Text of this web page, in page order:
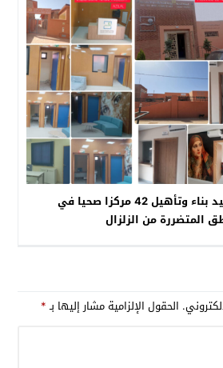
وزارة الصحة تعيد بناء وتأهيل 42 مركزا صحيا في
المتضررة من الزلزال
الحقول الإلزامية مشار إليها بـ*